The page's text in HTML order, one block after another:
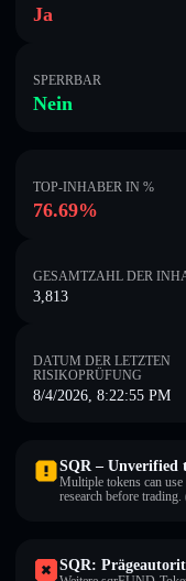
Ja
SPERRBAR
Nein
TOP-INHABER IN %
76.69%
GESAMTZAHL DER
3,813
DATUM DER LETZTEN
RISIKOPRÜFUNG
8/4/2026, 8:22:55 PM
SQR – Unverified
Multiple tokens can
research before
SQR: